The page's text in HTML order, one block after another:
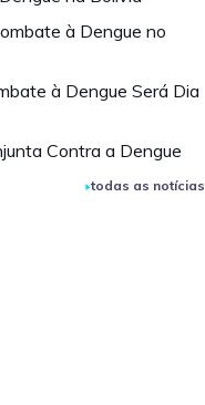
à Dengue no
à Dengue Será Dia
Contra a Dengue
todas as notícias